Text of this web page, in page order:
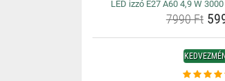
LED izzó E27 A60 4,9 W
7990 Ft